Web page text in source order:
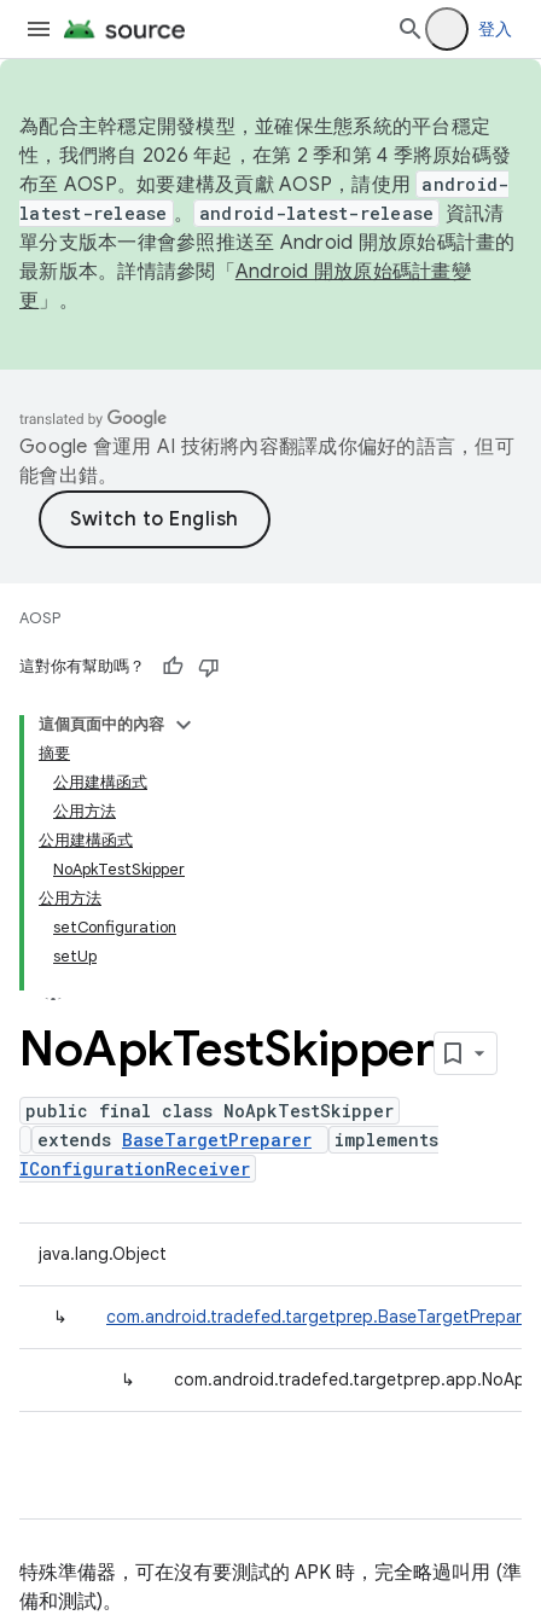
登入
為配合主幹穩定開發模型，並確保生態系統的平台穩定
性，我們將自 2026 年起，在第 2 季和第 4 季將原始碼發
布至 AOSP。如要建構及貢獻 AOSP，請使用 android-
latest-release 。 android-latest-release
資訊清
單分支版本一律會參照推送至 Android 開放原始碼計畫的
最新版本。詳情請參閱「 Android 開放原始碼計畫變
更 」。
Google 會運用 AI 技術將內容翻譯成你偏好的語言，但可
能會出錯。
AOSP
這對你有幫助嗎？
這個頁面中的內容
摘要
公用建構函式
公用方法
公用建構函式
NoApkTestSkipper
公用方法
setConfiguration
setUp
NoApkTestSkipper
public final class NoApkTestSkipper
extends BaseTargetPreparer
implements
IConfigurationReceiver
java.lang.Object
↳ com.android.tradefed.targetprep.BaseTargetPreparer
↳
特殊準備器，可在沒有要測試的 APK 時，完全略過叫用 (準
備和測試)。